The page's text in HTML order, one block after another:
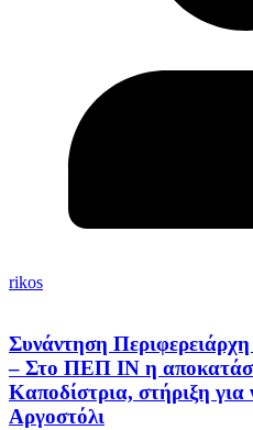
rikos
Συνάντηση
– Στο ΠΕΠ ΙΝ η
Καποδίστρια, στήριξη για
Αργοστόλι